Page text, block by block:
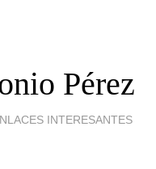
Pérez
INTERESANTES